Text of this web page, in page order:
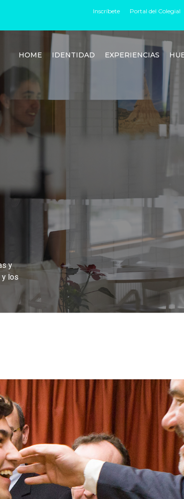
Inscríbete Portal del Colegial
HOME IDENTIDAD EXPERIENCIAS
y
y los